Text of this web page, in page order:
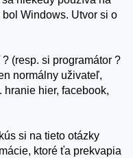
Windows. Utvor si o
(resp. si programátor ?
normálny uživateľ,
hranie hier, facebook,
si na tieto otázky
ktoré ťa prekvapia